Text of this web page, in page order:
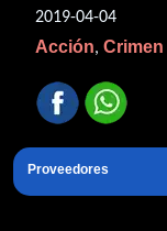
2019-04-04
Acción, Crimen
Proveedores